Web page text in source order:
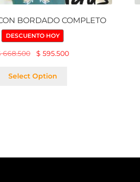
BORDADO COMPLETO
DESCUENTO HOY
668.500 $ 595.500
Select Option